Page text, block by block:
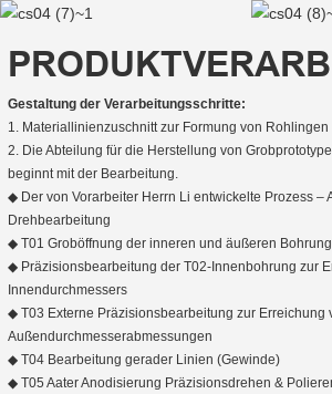
Gestaltung der Verarbeitungsschritte:
1. Materiallinienzuschnitt zur Formung von Rohlingen
2. Die Abteilung für die Herstellung von
beginnt mit der Bearbeitung.
◆ Der von Vorarbeiter Herrn Li entwickelte Prozess –
Drehbearbeitung
◆ T01 Groböffnung der inneren und äußeren
◆ Präzisionsbearbeitung der T02-Innenbohrung zur
Innendurchmessers
◆ T03 Externe Präzisionsbearbeitung zur Erreichung
Außendurchmesserabmessungen
◆ T04 Bearbeitung gerader Linien (Gewinde)
◆ T05 Aater Anodisierung Präzisionsdrehen &